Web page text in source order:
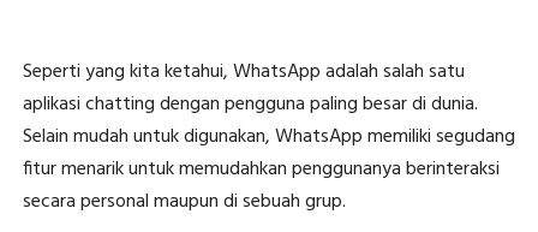
Seperti yang kita ketahui, WhatsApp adalah salah satu
aplikasi chatting dengan pengguna paling besar di dunia.
Selain mudah untuk digunakan, WhatsApp memiliki segudang
fitur menarik untuk memudahkan penggunanya berinteraksi
secara personal maupun di sebuah grup.